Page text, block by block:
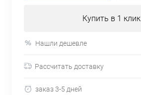
Купить в 1 клик
Нашли дешевле
Рассчитать доставку
заказ 3-5 дней